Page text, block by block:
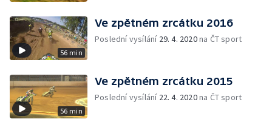
56 min
Ve zpětném zrcátku 2016
Poslední vysílání 29. 4. 2020na ČT sport
56 min
Ve zpětném zrcátku 2015
Poslední vysílání 22. 4. 2020na ČT sport